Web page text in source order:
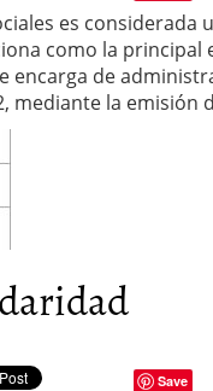
es considerada
como la principal
encarga de
mediante la
Save